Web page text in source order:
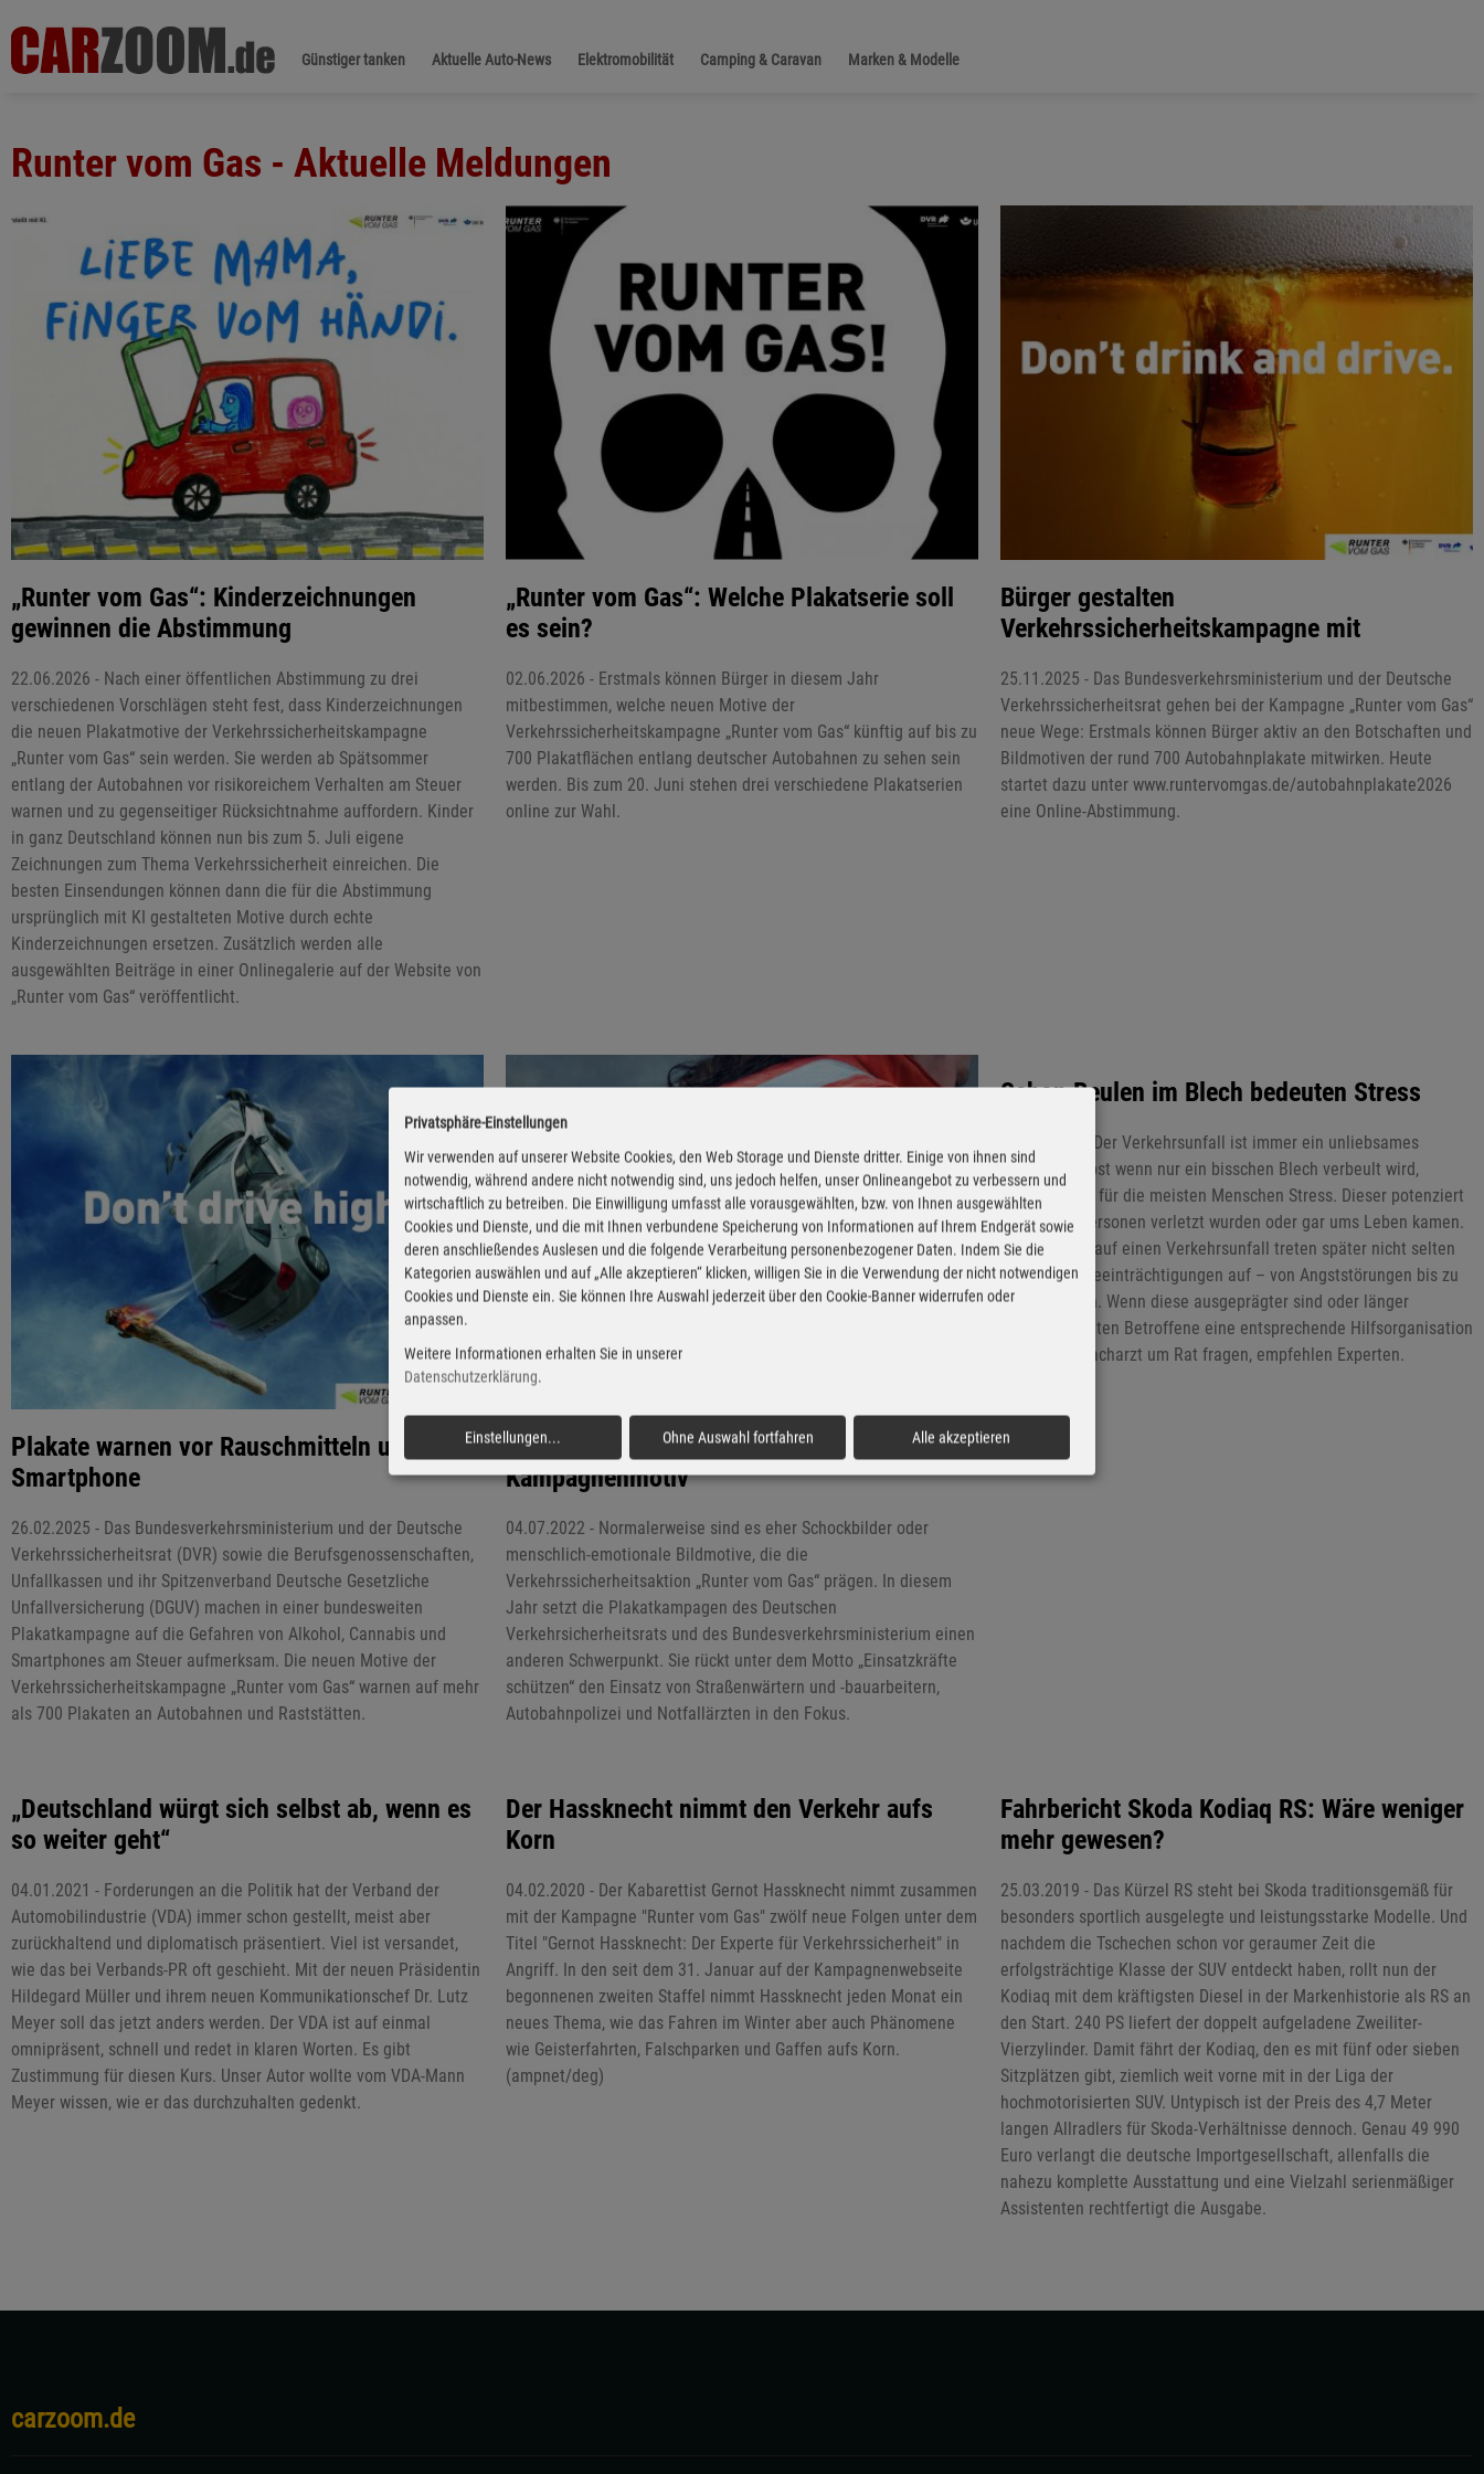
Günstiger tanken Aktuelle Auto-News Elektromobilität Camping & Caravan Marken & Modelle
Runter vom Gas - Aktuelle Meldungen
„Runter vom Gas“: Kinderzeichnungen
gewinnen die Abstimmung
22.06.2026 - Nach einer öffentlichen Abstimmung zu drei
verschiedenen Vorschlägen steht fest, dass Kinderzeichnungen
die neuen Plakatmotive der Verkehrssicherheitskampagne
„Runter vom Gas“ sein werden. Sie werden ab Spätsommer
entlang der Autobahnen vor risikoreichem Verhalten am Steuer
warnen und zu gegenseitiger Rücksichtnahme auffordern. Kinder
in ganz Deutschland können nun bis zum 5. Juli eigene
Zeichnungen zum Thema Verkehrssicherheit einreichen. Die
besten Einsendungen können dann die für die Abstimmung
ursprünglich mit KI gestalteten Motive durch echte
Kinderzeichnungen ersetzen. Zusätzlich werden alle
ausgewählten Beiträge in einer Onlinegalerie auf der Website von
„Runter vom Gas“ veröffentlicht.
„Runter vom Gas“: Welche Plakatserie soll
es sein?
02.06.2026 - Erstmals können Bürger in diesem Jahr
mitbestimmen, welche neuen Motive der
Verkehrssicherheitskampagne „Runter vom Gas“ künftig auf bis zu
700 Plakatflächen entlang deutscher Autobahnen zu sehen sein
werden. Bis zum 20. Juni stehen drei verschiedene Plakatserien
online zur Wahl.
Bürger gestalten
Verkehrssicherheitskampagne mit
25.11.2025 - Das Bundesverkehrsministerium und der Deutsche
Verkehrssicherheitsrat gehen bei der Kampagne „Runter vom Gas“
neue Wege: Erstmals können Bürger aktiv an den Botschaften und
Bildmotiven der rund 700 Autobahnplakate mitwirken. Heute
startet dazu unter www.runtervomgas.de/autobahnplakate2026
eine Online-Abstimmung.
Plakate warnen vor Rauschmitteln und
Smartphone
26.02.2025 - Das Bundesverkehrsministerium und der Deutsche
Verkehrssicherheitsrat (DVR) sowie die Berufsgenossenschaften,
Unfallkassen und ihr Spitzenverband Deutsche Gesetzliche
Unfallversicherung (DGUV) machen in einer bundesweiten
Plakatkampagne auf die Gefahren von Alkohol, Cannabis und
Smartphones am Steuer aufmerksam. Die neuen Motive der
Verkehrssicherheitskampagne „Runter vom Gas“ warnen auf mehr
als 700 Plakaten an Autobahnen und Raststätten.
„Runter vom Gas“ mit neuem
Kampagnenmotiv
04.07.2022 - Normalerweise sind es eher Schockbilder oder
menschlich-emotionale Bildmotive, die die
Verkehrssicherheitsaktion „Runter vom Gas“ prägen. In diesem
Jahr setzt die Plakatkampagen des Deutschen
Verkehrsicherheitsrats und des Bundesverkehrsministerium einen
anderen Schwerpunkt. Sie rückt unter dem Motto „Einsatzkräfte
schützen“ den Einsatz von Straßenwärtern und -bauarbeitern,
Autobahnpolizei und Notfallärzten in den Fokus.
Schon Beulen im Blech bedeuten Stress
30.05.2021 - Der Verkehrsunfall ist immer ein unliebsames
Erlebnis. Selbst wenn nur ein bisschen Blech verbeult wird,
bedeutet das für die meisten Menschen Stress. Dieser potenziert
sich, wenn Personen verletzt wurden oder gar ums Leben kamen.
Als Reaktion auf einen Verkehrsunfall treten später nicht selten
psychische Beeinträchtigungen auf – von Angststörungen bis zu
Depressionen. Wenn diese ausgeprägter sind oder länger
anhalten, sollten Betroffene eine entsprechende Hilfsorganisation
oder einen Facharzt um Rat fragen, empfehlen Experten.
„Deutschland würgt sich selbst ab, wenn es
so weiter geht“
04.01.2021 - Forderungen an die Politik hat der Verband der
Automobilindustrie (VDA) immer schon gestellt, meist aber
zurückhaltend und diplomatisch präsentiert. Viel ist versandet,
wie das bei Verbands-PR oft geschieht. Mit der neuen Präsidentin
Hildegard Müller und ihrem neuen Kommunikationschef Dr. Lutz
Meyer soll das jetzt anders werden. Der VDA ist auf einmal
omnipräsent, schnell und redet in klaren Worten. Es gibt
Zustimmung für diesen Kurs. Unser Autor wollte vom VDA-Mann
Meyer wissen, wie er das durchzuhalten gedenkt.
Der Hassknecht nimmt den Verkehr aufs
Korn
04.02.2020 - Der Kabarettist Gernot Hassknecht nimmt zusammen
mit der Kampagne "Runter vom Gas" zwölf neue Folgen unter dem
Titel "Gernot Hassknecht: Der Experte für Verkehrssicherheit" in
Angriff. In den seit dem 31. Januar auf der Kampagnenwebseite
begonnenen zweiten Staffel nimmt Hassknecht jeden Monat ein
neues Thema, wie das Fahren im Winter aber auch Phänomene
wie Geisterfahrten, Falschparken und Gaffen aufs Korn.
(ampnet/deg)
Fahrbericht Skoda Kodiaq RS: Wäre weniger
mehr gewesen?
25.03.2019 - Das Kürzel RS steht bei Skoda traditionsgemäß für
besonders sportlich ausgelegte und leistungsstarke Modelle. Und
nachdem die Tschechen schon vor geraumer Zeit die
erfolgsträchtige Klasse der SUV entdeckt haben, rollt nun der
Kodiaq mit dem kräftigsten Diesel in der Markenhistorie als RS an
den Start. 240 PS liefert der doppelt aufgeladene Zweiliter-
Vierzylinder. Damit fährt der Kodiaq, den es mit fünf oder sieben
Sitzplätzen gibt, ziemlich weit vorne mit in der Liga der
hochmotorisierten SUV. Untypisch ist der Preis des 4,7 Meter
langen Allradlers für Skoda-Verhältnisse dennoch. Genau 49 990
Euro verlangt die deutsche Importgesellschaft, allenfalls die
nahezu komplette Ausstattung und eine Vielzahl serienmäßiger
Assistenten rechtfertigt die Ausgabe.
carzoom.de
Privatsphäre-Einstellungen
Wir verwenden auf unserer Website Cookies, den Web Storage und Dienste dritter. Einige von ihnen sind
notwendig, während andere nicht notwendig sind, uns jedoch helfen, unser Onlineangebot zu verbessern und
wirtschaftlich zu betreiben. Die Einwilligung umfasst alle vorausgewählten, bzw. von Ihnen ausgewählten
Cookies und Dienste, und die mit Ihnen verbundene Speicherung von Informationen auf Ihrem Endgerät sowie
deren anschließendes Auslesen und die folgende Verarbeitung personenbezogener Daten. Indem Sie die
Kategorien auswählen und auf „Alle akzeptieren“ klicken, willigen Sie in die Verwendung der nicht notwendigen
Cookies und Dienste ein. Sie können Ihre Auswahl jederzeit über den Cookie-Banner widerrufen oder
anpassen.
Weitere Informationen erhalten Sie in unserer
Datenschutzerklärung.
Einstellungen... Ohne Auswahl fortfahren Alle akzeptieren